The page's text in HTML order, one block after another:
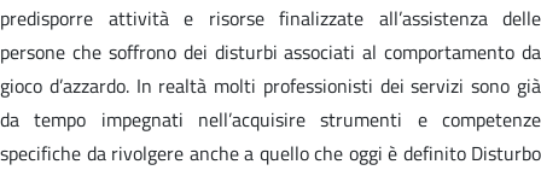
predisporre attività e risorse finalizzate all’assistenza delle
persone che soffrono dei disturbi associati al comportamento da
gioco d’azzardo. In realtà molti professionisti dei servizi sono già
da tempo impegnati nell’acquisire strumenti e competenze
specifiche da rivolgere anche a quello che oggi è definito Disturbo